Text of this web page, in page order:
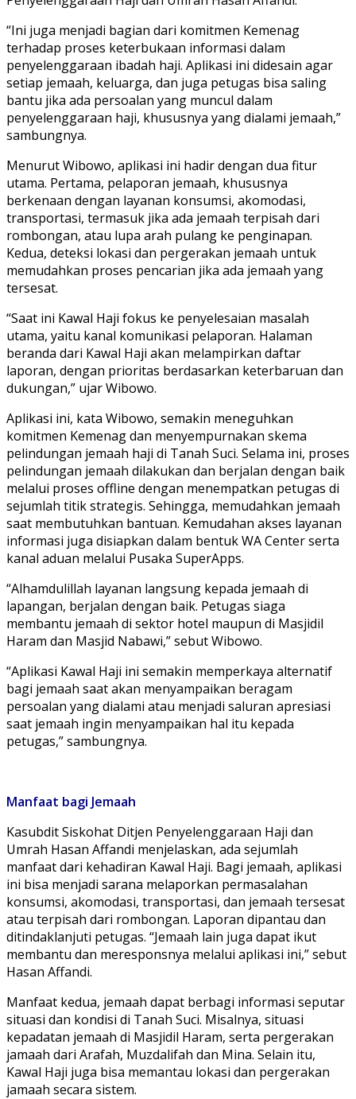
“Ini juga menjadi bagian dari komitmen Kemenag
terhadap proses keterbukaan informasi dalam
penyelenggaraan ibadah haji. Aplikasi ini didesain agar
setiap jemaah, keluarga, dan juga petugas bisa saling
bantu jika ada persoalan yang muncul dalam
penyelenggaraan haji, khususnya yang dialami jemaah,”
sambungnya.
Menurut Wibowo, aplikasi ini hadir dengan dua fitur
utama. Pertama, pelaporan jemaah, khususnya
berkenaan dengan layanan konsumsi, akomodasi,
transportasi, termasuk jika ada jemaah terpisah dari
rombongan, atau lupa arah pulang ke penginapan.
Kedua, deteksi lokasi dan pergerakan jemaah untuk
memudahkan proses pencarian jika ada jemaah yang
tersesat.
“Saat ini Kawal Haji fokus ke penyelesaian masalah
utama, yaitu kanal komunikasi pelaporan. Halaman
beranda dari Kawal Haji akan melampirkan daftar
laporan, dengan prioritas berdasarkan keterbaruan dan
dukungan,” ujar Wibowo.
Aplikasi ini, kata Wibowo, semakin meneguhkan
komitmen Kemenag dan menyempurnakan skema
pelindungan jemaah haji di Tanah Suci. Selama ini, proses
pelindungan jemaah dilakukan dan berjalan dengan baik
melalui proses offline dengan menempatkan petugas di
sejumlah titik strategis. Sehingga, memudahkan jemaah
saat membutuhkan bantuan. Kemudahan akses layanan
informasi juga disiapkan dalam bentuk WA Center serta
kanal aduan melalui Pusaka SuperApps.
“Alhamdulillah layanan langsung kepada jemaah di
lapangan, berjalan dengan baik. Petugas siaga
membantu jemaah di sektor hotel maupun di Masjidil
Haram dan Masjid Nabawi,” sebut Wibowo.
“Aplikasi Kawal Haji ini semakin memperkaya alternatif
bagi jemaah saat akan menyampaikan beragam
persoalan yang dialami atau menjadi saluran apresiasi
saat jemaah ingin menyampaikan hal itu kepada
petugas,” sambungnya.
Manfaat bagi Jemaah
Kasubdit Siskohat Ditjen Penyelenggaraan Haji dan
Umrah Hasan Affandi menjelaskan, ada sejumlah
manfaat dari kehadiran Kawal Haji. Bagi jemaah, aplikasi
ini bisa menjadi sarana melaporkan permasalahan
konsumsi, akomodasi, transportasi, dan jemaah tersesat
atau terpisah dari rombongan. Laporan dipantau dan
ditindaklanjuti petugas. “Jemaah lain juga dapat ikut
membantu dan meresponsnya melalui aplikasi ini,” sebut
Hasan Affandi.
Manfaat kedua, jemaah dapat berbagi informasi seputar
situasi dan kondisi di Tanah Suci. Misalnya, situasi
kepadatan jemaah di Masjidil Haram, serta pergerakan
jamaah dari Arafah, Muzdalifah dan Mina. Selain itu,
Kawal Haji juga bisa memantau lokasi dan pergerakan
jamaah secara sistem.